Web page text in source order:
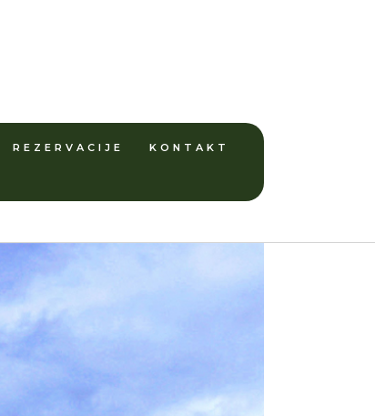
REZERVACIJE KONTAKT